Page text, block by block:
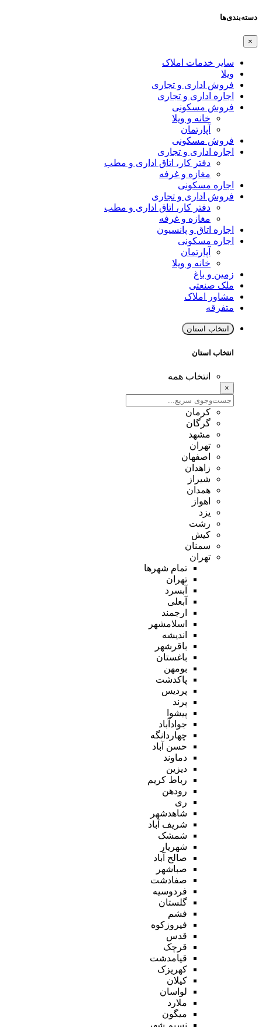
دسته‌بندی‌ها
×
سایر خدمات املاک
ویلا
فروش اداری و تجاری
اجاره اداری و تجاری
فروش مسکونی
خانه و ویلا
آپارتمان
فروش مسکونی
اجاره اداری و تجاری
دفتر کار، اتاق اداری و مطب
مغازه و غرفه
اجاره مسکونی
فروش اداری و تجاری
دفتر کار، اتاق اداری و مطب
مغازه و غرفه
اجاره اتاق و پانسیون
اجاره مسکونی
آپارتمان
خانه و ویلا
زمین و باغ
ملک صنعتی
مشاور املاک
متفرقه
انتخاب استان
انتخاب استان
انتخاب همه
×
کرمان
گرگان
مشهد
تهران
اصفهان
زاهدان
شیراز
همدان
اهواز
یزد
رشت
کیش
سمنان
تهران
تمام شهر‌ها
تهران
آبسرد
آبعلی
ارجمند
اسلامشهر
اندیشه
باقرشهر
باغستان
بومهن
پاکدشت
پردیس
پرند
پیشوا
جوادآباد
چهاردانگه
حسن آباد
دماوند
دیزین
رباط کریم
رودهن
ری
شاهدشهر
شریف آباد
شمشک
شهریار
صالح آباد
صباشهر
صفادشت
فردوسیه
گلستان
فشم
فیروزکوه
قدس
قرچک
قیامدشت
کهریزک
کیلان
لواسان
ملارد
میگون
نسیم شهر